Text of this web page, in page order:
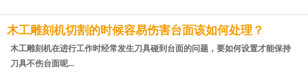
木工雕刻机切割的时候容易伤害台面该如何处理？
木工雕刻机在进行工作时经常发生刀具碰到台面的问题，要如何设置才能保持
刀具不伤台面呢...